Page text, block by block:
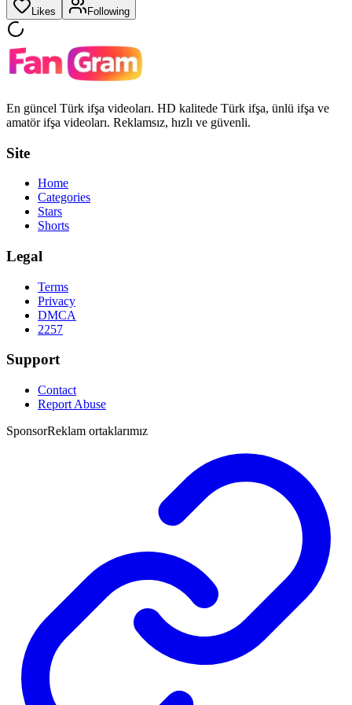
Likes Following
En güncel Türk ifşa videoları. HD kalitede Türk ifşa, ünlü ifşa ve
amatör ifşa videoları. Reklamsız, hızlı ve güvenli.
Site
Home
Categories
Stars
Shorts
Legal
Terms
Privacy
DMCA
2257
Support
Contact
Report Abuse
SponsorReklam ortaklarımız